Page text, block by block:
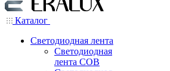
Каталог
Светодиодная лента
Светодиодная
лента COB